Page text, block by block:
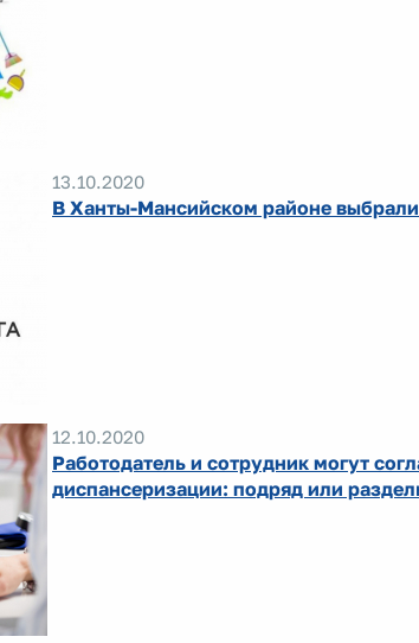
13.10.2020
В Ханты-Мансийском районе
12.10.2020
Работодатель и сотрудник могут
диспансеризации: подряд или